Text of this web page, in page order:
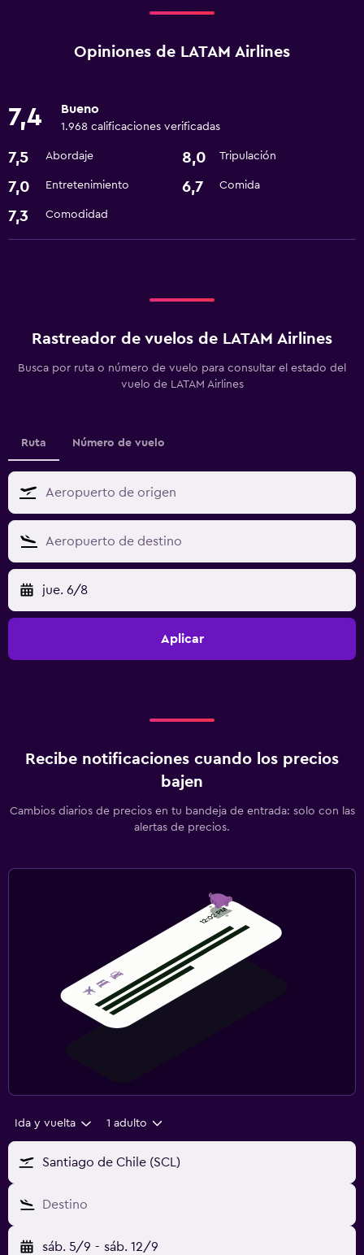
Opiniones de LATAM Airlines
7,4 Bueno
1.968 calificaciones verificadas
7,5 Abordaje 8,0 Tripulación
7,0 Entretenimiento 6,7 Comida
7,3 Comodidad
Rastreador de vuelos de LATAM Airlines
Busca por ruta o número de vuelo para consultar el estado del
vuelo de LATAM Airlines
Ruta Número de vuelo
jue. 6/8
Aplicar
Recibe notificaciones cuando los precios
bajen
Cambios diarios de precios en tu bandeja de entrada: solo con las
alertas de precios.
Ida y vuelta 1 adulto
Santiago de Chile (SCL)
Destino
sáb. 5/9 - sáb. 12/9